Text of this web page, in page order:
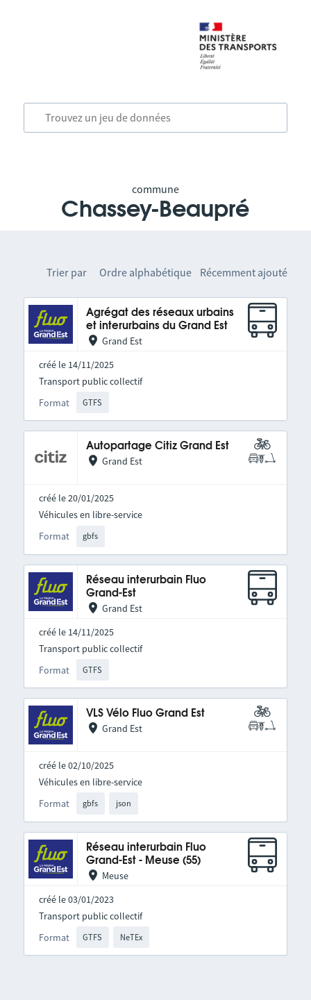
commune
Chassey-Beaupré
Trier par Ordre alphabétique Récemment ajouté
Agrégat des réseaux urbains
et interurbains du Grand Est
Grand Est
créé le 14/11/2025
Format GTFS
Transport public collectif
Autopartage Citiz Grand Est
Grand Est
créé le 20/01/2025
Format gbfs
Véhicules en libre-service
Réseau interurbain Fluo
Grand-Est
Grand Est
créé le 14/11/2025
Format GTFS
Transport public collectif
VLS Vélo Fluo Grand Est
Grand Est
créé le 02/10/2025
Format gbfs json
Véhicules en libre-service
Réseau interurbain Fluo
Grand-Est - Meuse (55)
Meuse
créé le 03/01/2023
Format GTFS NeTEx
Transport public collectif